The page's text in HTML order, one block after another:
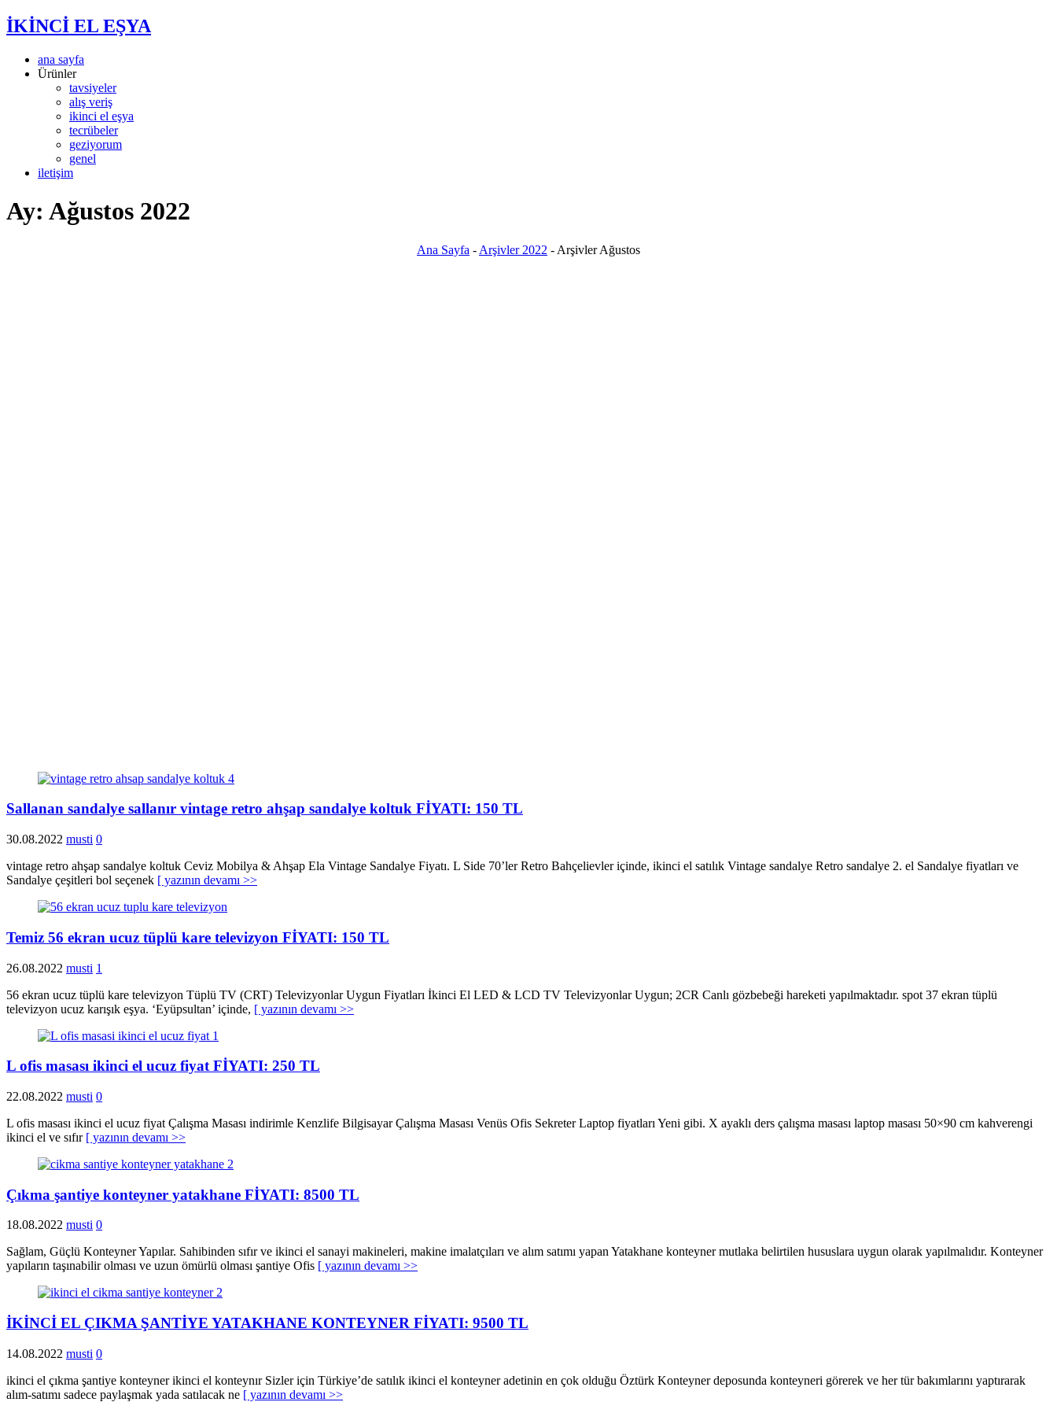
İKİNCİ EL EŞYA
ana sayfa
Ürünler
tavsiyeler
alış veriş
ikinci el eşya
tecrübeler
geziyorum
genel
iletişim
Ay: Ağustos 2022
Ana Sayfa - Arşivler 2022 - Arşivler Ağustos
Sallanan sandalye sallanır vintage retro ahşap sandalye koltuk FİYATI: 150 TL
30.08.2022 musti 0
vintage retro ahşap sandalye koltuk Ceviz Mobilya & Ahşap Ela Vintage Sandalye Fiyatı. L Side 70’ler Retro Bahçelievler içinde, ikinci el satılık Vintage sandalye Retro sandalye 2. el Sandalye fiyatları ve
Sandalye çeşitleri bol seçenek [ yazının devamı >>
Temiz 56 ekran ucuz tüplü kare televizyon FİYATI: 150 TL
26.08.2022 musti 1
56 ekran ucuz tüplü kare televizyon Tüplü TV (CRT) Televizyonlar Uygun Fiyatları İkinci El LED & LCD TV Televizyonlar Uygun; 2CR Canlı gözbebeği hareketi yapılmaktadır. spot 37 ekran tüplü
televizyon ucuz karışık eşya. ‘Eyüpsultan’ içinde, [ yazının devamı >>
L ofis masası ikinci el ucuz fiyat FİYATI: 250 TL
22.08.2022 musti 0
L ofis masası ikinci el ucuz fiyat Çalışma Masası indirimle Kenzlife Bilgisayar Çalışma Masası Venüs Ofis Sekreter Laptop fiyatları Yeni gibi. X ayaklı ders çalışma masası laptop masası 50×90 cm kahverengi
ikinci el ve sıfır [ yazının devamı >>
Çıkma şantiye konteyner yatakhane FİYATI: 8500 TL
18.08.2022 musti 0
Sağlam, Güçlü Konteyner Yapılar. Sahibinden sıfır ve ikinci el sanayi makineleri, makine imalatçıları ve alım satımı yapan Yatakhane konteyner mutlaka belirtilen hususlara uygun olarak yapılmalıdır. Konteyner
yapıların taşınabilir olması ve uzun ömürlü olması şantiye Ofis [ yazının devamı >>
İKİNCİ EL ÇIKMA ŞANTİYE YATAKHANE KONTEYNER FİYATI: 9500 TL
14.08.2022 musti 0
ikinci el çıkma şantiye konteyner ikinci el konteynır Sizler için Türkiye’de satılık ikinci el konteyner adetinin en çok olduğu Öztürk Konteyner deposunda konteyneri görerek ve her tür bakımlarını yaptırarak
alım-satımı sadece paylaşmak yada satılacak ne [ yazının devamı >>